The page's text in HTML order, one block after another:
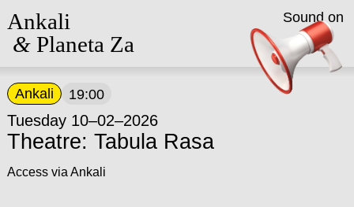
Ankali
&Planeta Za
Ankali 19:00
Tuesday 10–02–2026
Theatre: Tabula Rasa
Access via Ankali
Sound on